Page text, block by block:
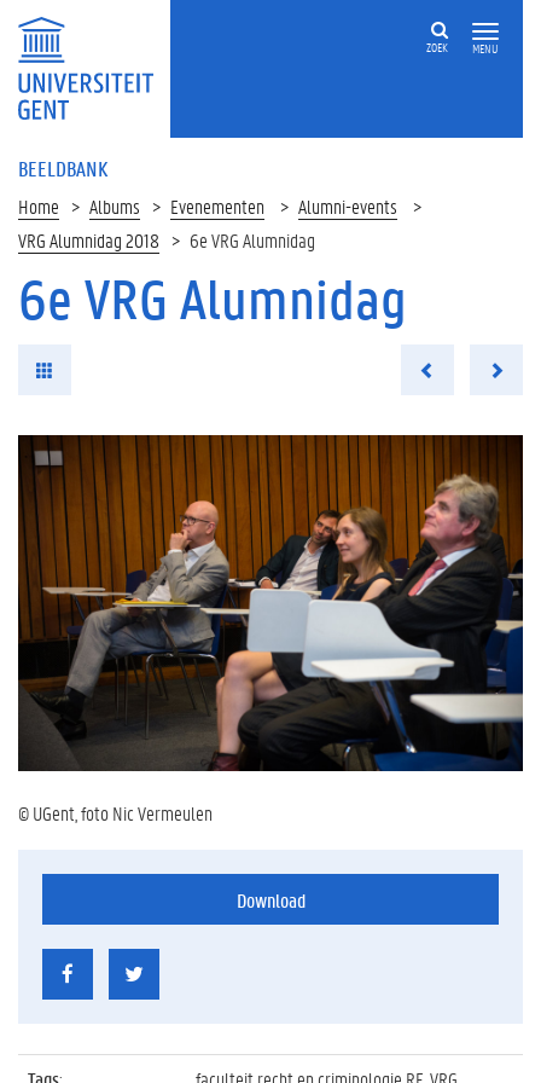
MENU
ZOEK
BEELDBANK
Home Albums Evenementen
Alumni-events
VRG Alumnidag 2018
6e VRG Alumnidag
6e VRG Alumnidag
© UGent, foto Nic Vermeulen
Download